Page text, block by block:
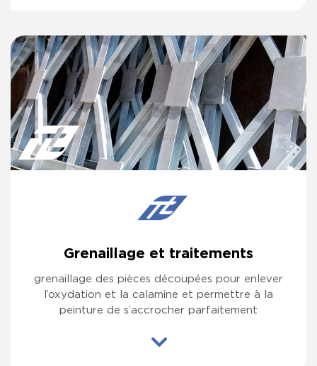
Grenaillage et traitements
grenaillage des pièces découpées pour enlever
l’oxydation et la calamine et permettre à la
peinture de s’accrocher parfaitement